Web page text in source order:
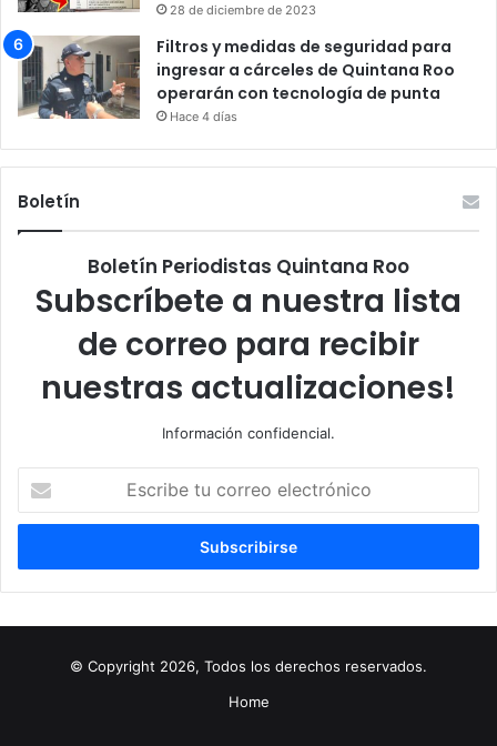
28 de diciembre de 2023
Filtros y medidas de seguridad para
ingresar a cárceles de Quintana Roo
operarán con tecnología de punta
Hace 4 días
Boletín
Boletín Periodistas Quintana Roo
Subscríbete a nuestra lista
de correo para recibir
nuestras actualizaciones!
Información confidencial.
correo
© Copyright 2026, Todos los derechos reservados.
Home